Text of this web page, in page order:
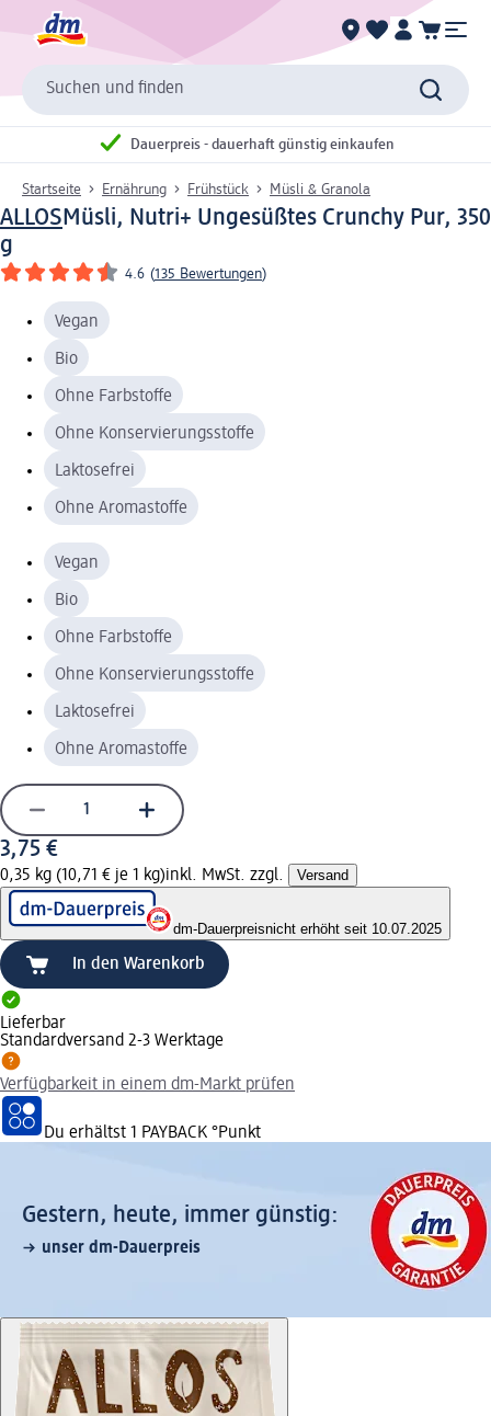
Suchen und finden
Dauerpreis - dauerhaft günstig einkaufen
Startseite Ernährung Frühstück Müsli & Granola
ALLOSMüsli, Nutri+ Ungesüßtes Crunchy Pur, 350
g
4.6 (135 Bewertungen)
Vegan
Bio
Ohne Farbstoffe
Ohne Konservierungsstoffe
Laktosefrei
Ohne Aromastoffe
Vegan
Bio
Ohne Farbstoffe
Ohne Konservierungsstoffe
Laktosefrei
Ohne Aromastoffe
3,75 €
0,35 kg (10,71 € je 1 kg)inkl. MwSt. zzgl. Versand
dm-Dauerpreisnicht erhöht seit 10.07.2025
In den Warenkorb
Lieferbar
Standardversand 2-3 Werktage
Verfügbarkeit in einem dm-Markt prüfen
Du erhältst 1 PAYBACK °Punkt
Gestern, heute, immer günstig:
unser dm-Dauerpreis